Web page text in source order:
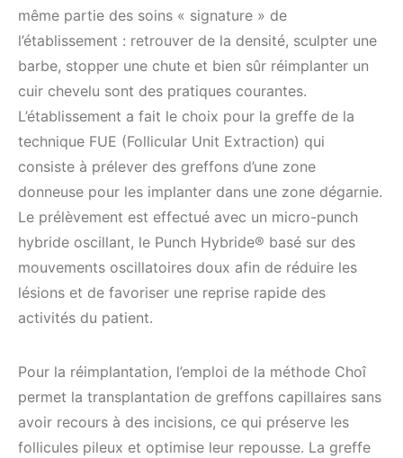
même partie des soins « signature » de
l’établissement : retrouver de la densité, sculpter une
barbe, stopper une chute et bien sûr réimplanter un
cuir chevelu sont des pratiques courantes.
L’établissement a fait le choix pour la greffe de la
technique FUE (Follicular Unit Extraction) qui
consiste à prélever des greffons d’une zone
donneuse pour les implanter dans une zone dégarnie.
Le prélèvement est effectué avec un micro-punch
hybride oscillant, le Punch Hybride® basé sur des
mouvements oscillatoires doux afin de réduire les
lésions et de favoriser une reprise rapide des
activités du patient.
Pour la réimplantation, l’emploi de la méthode Choî
permet la transplantation de greffons capillaires sans
avoir recours à des incisions, ce qui préserve les
follicules pileux et optimise leur repousse. La greffe